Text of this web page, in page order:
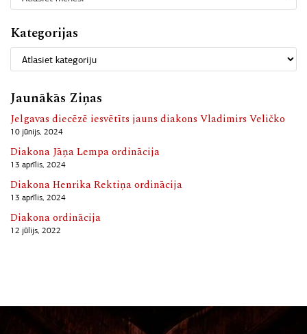
Kategorijas
Jaunākās Ziņas
Jelgavas diecēzē iesvētīts jauns diakons Vladimirs Veličko
10 jūnijs, 2024
Diakona Jāņa Lempa ordinācija
13 aprīlis, 2024
Diakona Henrika Rektiņa ordinācija
13 aprīlis, 2024
Diakona ordinācija
12 jūlijs, 2022